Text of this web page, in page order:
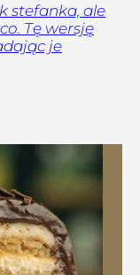
stefanka, ale
Tę wersję
je